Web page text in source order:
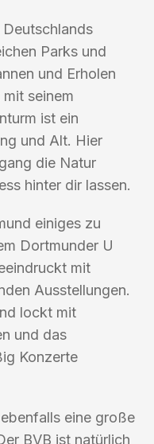
Parks und
und Erholen
seinem
ist ein
und Alt. Hier
die Natur
hinter dir lassen.
einiges zu
Dortmunder U
mit
Ausstellungen.
lockt mit
und das
Konzerte
eine große
BVB ist natürlich